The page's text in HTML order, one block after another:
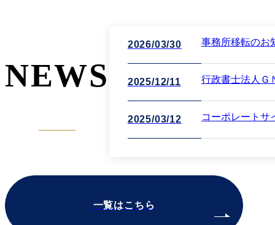
NEWS
2026/03/30 事務所移転のお
2025/12/11
2025/03/12
一覧はこちら